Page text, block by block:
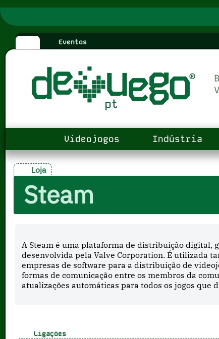
Eventos
Videojogos Indústria
Loja
Steam
A Steam é uma plataforma de distribuição digital,
desenvolvida pela Valve Corporation. É utilizada
empresas de software para a distribuição de
formas de comunicação entre os membros da
atualizações automáticas para todos os jogos que
Ligações